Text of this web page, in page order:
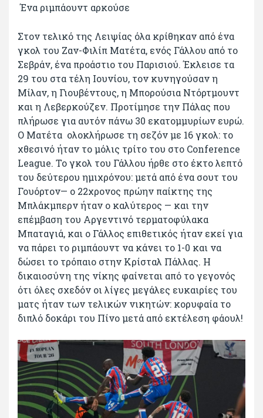
Ένα ριμπάουντ αρκούσε
Στον τελικό της Λειψίας όλα κρίθηκαν από ένα
γκολ του Ζαν-Φιλίπ Ματέτα, ενός Γάλλου από το
Σεβράν, ένα προάστιο του Παρισιού. Έκλεισε τα
29 του στα τέλη Ιουνίου, τον κυνηγούσαν η
Μίλαν, η Γιουβέντους, η Μπορούσια Ντόρτμουντ
και η Λεβερκούζεν. Προτίμησε την Πάλας που
πλήρωσε για αυτόν πάνω 30 εκατομμυρίων ευρώ.
Ο Ματέτα ολοκλήρωσε τη σεζόν με 16 γκολ: το
χθεσινό ήταν το μόλις τρίτο του στο Conference
League. Το γκολ του Γάλλου ήρθε στο έκτο λεπτό
του δεύτερου ημιχρόνου: μετά από ένα σουτ του
Γουόρτον— ο 22χρονος πρώην παίκτης της
Μπλάκμπερν ήταν ο καλύτερος — και την
επέμβαση του Αργεντινό τερματοφύλακα
Μπαταγιά, και ο Γάλλος επιθετικός ήταν εκεί για
να πάρει το ριμπάουντ να κάνει το 1-0 και να
δώσει το τρόπαιο στην Κρίσταλ Πάλλας. Η
δικαιοσύνη της νίκης φαίνεται από το γεγονός
ότι όλες σχεδόν οι λίγες μεγάλες ευκαιρίες του
ματς ήταν των τελικών νικητών: κορυφαία το
διπλό δοκάρι του Πίνο μετά από εκτέλεση φάουλ!